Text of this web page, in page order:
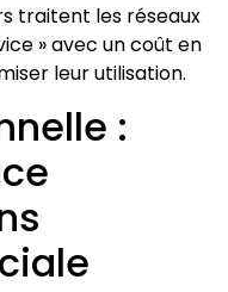
traitent les réseaux
» avec un coût en
leur utilisation.
: